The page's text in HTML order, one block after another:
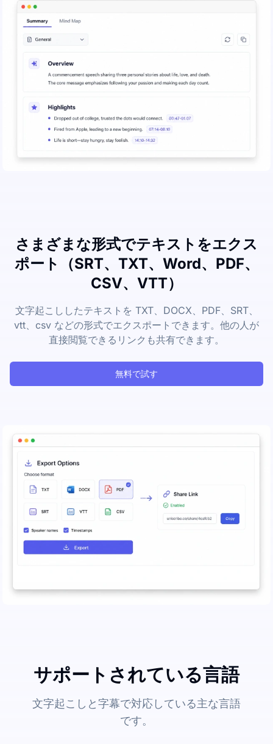
さまざまな形式でテキストをエクス
ポート（SRT、TXT、Word、PDF、
CSV、VTT）
文字起こししたテキストを TXT、DOCX、PDF、SRT、
vtt、csv などの形式でエクスポートできます。他の人が
直接閲覧できるリンクも共有できます。
無料で試す
サポートされている言語
文字起こしと字幕で対応している主な言語
です。